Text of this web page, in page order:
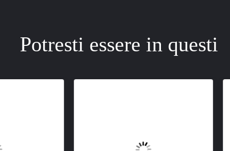
Potresti essere in questi